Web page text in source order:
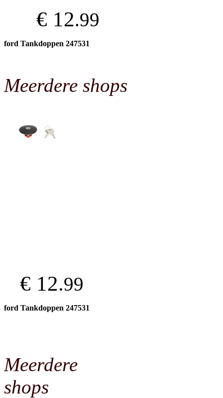
€ 12.99
ford Tankdoppen 247531
Meerdere shops
€ 12.99
ford Tankdoppen 247531
Meerdere
shops